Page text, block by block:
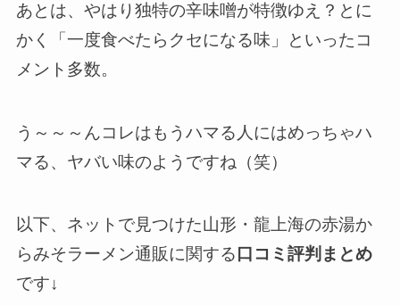
あとは、やはり独特の辛味噌が特徴ゆえ？とに
かく「一度食べたらクセになる味」といったコ
メント多数。
う～～～んコレはもうハマる人にはめっちゃハ
マる、ヤバい味のようですね（笑）
以下、ネットで見つけた山形・龍上海の赤湯か
らみそラーメン通販に関する 口コミ評判まとめ
です↓